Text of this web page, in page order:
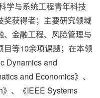
学与系统工程青年科技
奖获得者；主要研究领域
金融工程、风险管理与
目等10余项课题；在本领
Dynamics and
and Economics》、
》、《IEEE Systems